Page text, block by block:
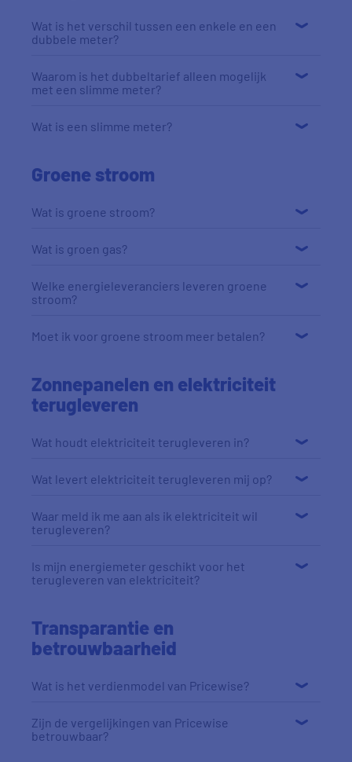
Wat is het verschil tussen een enkele en een
dubbele meter?
Waarom is het dubbeltarief alleen mogelijk
met een slimme meter?
Wat is een slimme meter?
Groene stroom
Wat is groene stroom?
Wat is groen gas?
Welke energieleveranciers leveren groene
stroom?
Moet ik voor groene stroom meer betalen?
Zonnepanelen en elektriciteit
terugleveren
Wat houdt elektriciteit terugleveren in?
Wat levert elektriciteit terugleveren mij op?
Waar meld ik me aan als ik elektriciteit wil
terugleveren?
Is mijn energiemeter geschikt voor het
terugleveren van elektriciteit?
Transparantie en
betrouwbaarheid
Wat is het verdienmodel van Pricewise?
Zijn de vergelijkingen van Pricewise
betrouwbaar?